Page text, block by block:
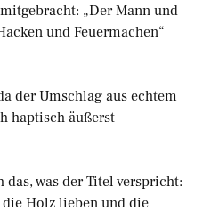
„Der Mann und
und Feuermachen“
der Umschlag aus echtem
haptisch äußerst
was der Titel verspricht:
Holz lieben und die